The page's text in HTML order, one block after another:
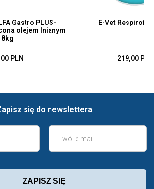
Gastro PLUS-
olejem lnianym
PLN
E-Vet
219,00 PLN
się do newslettera
ZAPISZ SIĘ